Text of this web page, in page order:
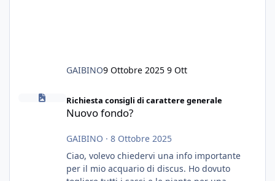
GAIBINO9 Ottobre 2025 9 Ott
Nuovo fondo?
Richiesta consigli di carattere generale
Nuovo fondo?
GAIBINO · 8 Ottobre 2025
Ciao, volevo chiedervi una info importante
per il mio acquario di discus. Ho dovuto